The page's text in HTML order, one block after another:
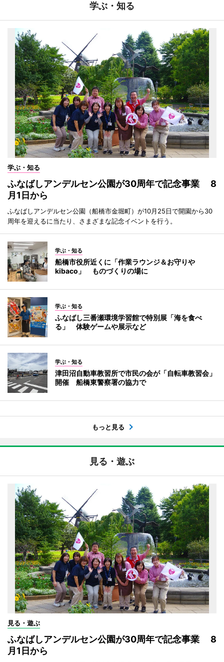
学ぶ・知る
学ぶ・知る
ふなばしアンデルセン公園が30周年で記念事業 8
月1日から
ふなばしアンデルセン公園（船橋市金堀町）が10月25日で開園から30
周年を迎えるに当たり、さまざまな記念イベントを行う。
学ぶ・知る
船橋市役所近くに「作業ラウンジ＆お守りや
kibaco」 ものづくりの場に
学ぶ・知る
ふなばし三番瀬環境学習館で特別展「海を食べ
る」 体験ゲームや展示など
学ぶ・知る
津田沼自動車教習所で市民の会が「自転車教習会」
開催 船橋東警察署の協力で
もっと見る
見る・遊ぶ
見る・遊ぶ
ふなばしアンデルセン公園が30周年で記念事業 8
月1日から